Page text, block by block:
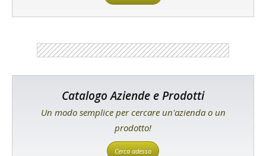
Catalogo Aziende e Prodotti
Un modo semplice per cercare un'azienda o un
prodotto!
Cerca adesso